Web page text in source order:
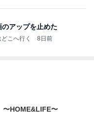
アップを止めた
こへ行く 8日前
HOME&LIFE〜